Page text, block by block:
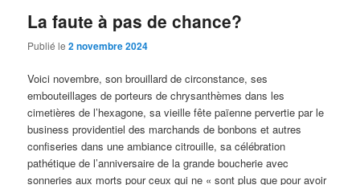
La faute à pas de chance?
Publié le2 novembre 2024
Voici novembre, son brouillard de circonstance, ses
embouteillages de porteurs de chrysanthèmes dans les
cimetières de l’hexagone, sa vieille fête païenne pervertie par le
business providentiel des marchands de bonbons et autres
confiseries dans une ambiance citrouille, sa célébration
pathétique de l’anniversaire de la grande boucherie avec
sonneries aux morts pour ceux qui ne « sont plus que pour avoir